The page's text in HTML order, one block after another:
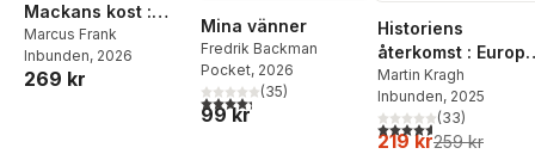
Mackans kost :
Middagar och
matlådor
Marcus Frank
Inbunden, 2026
269 kr
Mina vänner
Fredrik Backman
Pocket, 2026
4,3utav 5 stjärnor. Totalt antal röster:
(35)
99 kr
Historiens
återkomst : Europa
och
världsordningens
sammanbrott
Martin Kragh
Inbunden, 2025
4,6utav 5 stjärnor.
(33)
219 kr259 kr